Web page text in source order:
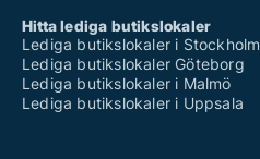
Hitta lediga butikslokaler
Lediga butikslokaler i Stockholm
Lediga butikslokaler Göteborg
Lediga butikslokaler i Malmö
Lediga butikslokaler i Uppsala